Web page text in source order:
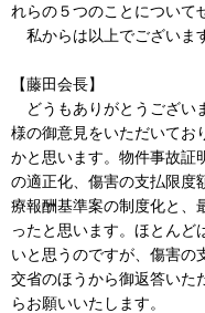
れらの５つのことについて
私からは以上でございま
【藤田会長】
どうもありがとうござい
様の御意見をいただいてお
かと思います。物件事故証
の適正化、傷害の支払限度
療報酬基準案の制度化と、
ったと思います。ほとんど
いと思うのですが、傷害の
交省のほうから御返答いた
らお願いいたします。